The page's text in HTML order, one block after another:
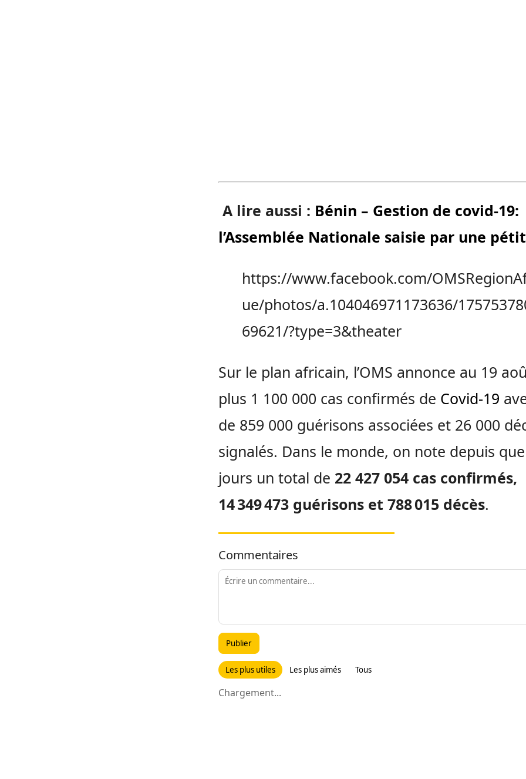
A lire aussi : Bénin – Gestion de covid-19:
l’Assemblée Nationale saisie par une
https://www.facebook.com/
ue/photos/a.104046971173636/
69621/?type=3&theater
Sur le plan africain, l’OMS annonce au 19
plus 1 100 000 cas confirmés de Covid-19
de 859 000 guérisons associées et 26 000
signalés. Dans le monde, on note depuis
jours un total de 22 427 054 cas confirmés,
14 349 473 guérisons et 788 015 décès.
Commentaires
Publier
Les plus utiles Les plus aimés Tous
Chargement...